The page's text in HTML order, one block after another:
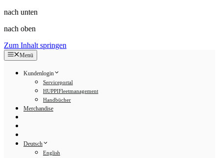
nach unten
nach oben
Zum Inhalt springen
Menü
Kundenlogin
Serviceportal
HUPPIFleetmanagement
Handbücher
Merchandise
Deutsch
English